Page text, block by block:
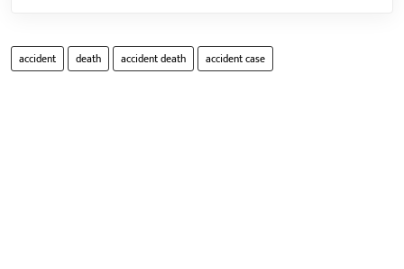
accident death accident death accident case